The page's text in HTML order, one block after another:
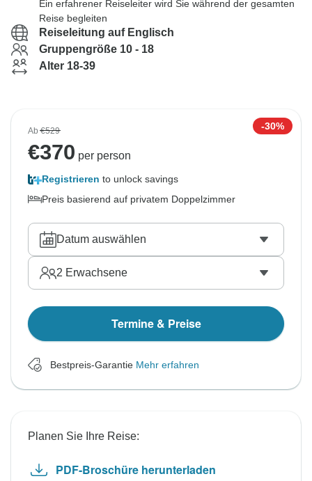
Ein erfahrener Reiseleiter wird Sie während der gesamten
Reise begleiten
Reiseleitung auf Englisch
Gruppengröße 10 - 18
Alter 18-39
Ab€529 -30%
€370 per person
Registrieren to unlock savings
Preis basierend auf privatem Doppelzimmer
Datum auswählen
2 Erwachsene
Termine & Preise
Bestpreis-Garantie Mehr erfahren
Planen Sie Ihre Reise:
PDF-Broschüre herunterladen